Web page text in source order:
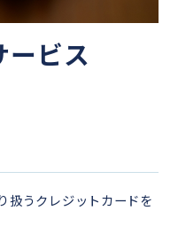
ービス
扱うクレジットカードを